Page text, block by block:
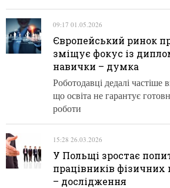
09:17 01.05.2026
Європейський ринок
зміщує фокус із
навички – думка
Роботодавці дедалі частіше
що освіта не гарантує
роботи
15:28 26.03.2026
У Польщі зростає
працівників фізичних
– дослідження